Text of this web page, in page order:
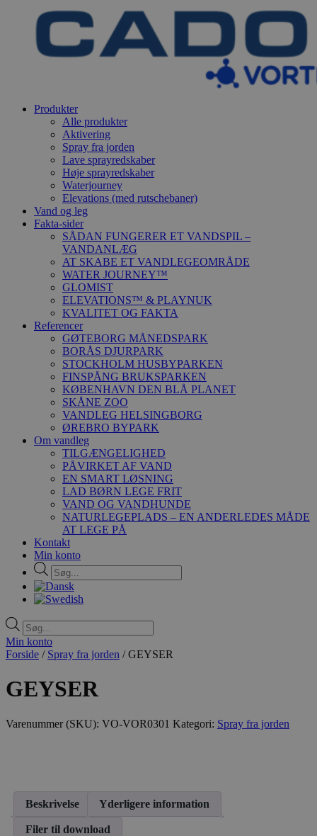
Produkter
Alle produkter
Aktivering
Spray fra jorden
Lave sprayredskaber
Høje sprayredskaber
Waterjourney
Elevations (med rutschebaner)
Vand og leg
Fakta-sider
SÅDAN FUNGERER ET VANDSPIL –
VANDANLÆG
AT SKABE ET VANDLEGEOMRÅDE
WATER JOURNEY™
GLOMIST
ELEVATIONS™ & PLAYNUK
KVALITET OG FAKTA
Referencer
GØTEBORG MÅNEDSPARK
BORÅS DJURPARK
STOCKHOLM HUSBYPARKEN
FINSPÅNG BRUKSPARKEN
KØBENHAVN DEN BLÅ PLANET
SKÅNE ZOO
VANDLEG HELSINGBORG
ØREBRO BYPARK
Om vandleg
TILGÆNGELIGHED
PÅVIRKET AF VAND
EN SMART LØSNING
LAD BØRN LEGE FRIT
VAND OG VANDHUNDE
NATURLEGEPLADS – EN ANDERLEDES MÅDE
AT LEGE PÅ
Kontakt
Min konto
Products
search
Products
search
Min konto
Forside / Spray fra jorden / GEYSER
GEYSER
Varenummer (SKU): VO-VOR0301 Kategori: Spray fra jorden
Beskrivelse Yderligere information
Filer til download